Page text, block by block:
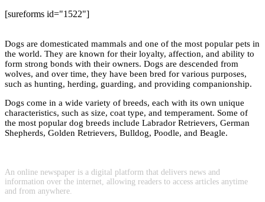
[sureforms id="1522"]
Dogs are domesticated mammals and one of the most popular pets in
the world. They are known for their loyalty, affection, and ability to
form strong bonds with their owners. Dogs are descended from
wolves, and over time, they have been bred for various purposes,
such as hunting, herding, guarding, and providing companionship.
Dogs come in a wide variety of breeds, each with its own unique
characteristics, such as size, coat type, and temperament. Some of
the most popular dog breeds include Labrador Retrievers, German
Shepherds, Golden Retrievers, Bulldog, Poodle, and Beagle.
An online newspaper is a digital platform that delivers news and
information over the internet, allowing readers to access articles anytime
and from anywhere.